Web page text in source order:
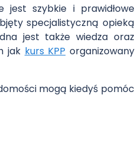
jest szybkie i prawidłowe
specjalistyczną opieką
jest także wiedza oraz
jak kurs KPP organizowany
mogą kiedyś pomóc